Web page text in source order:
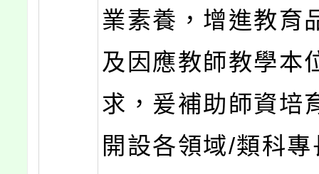
業素養，增進教育
及因應教師教學本
求，爰補助師資培
開設各領域/類科